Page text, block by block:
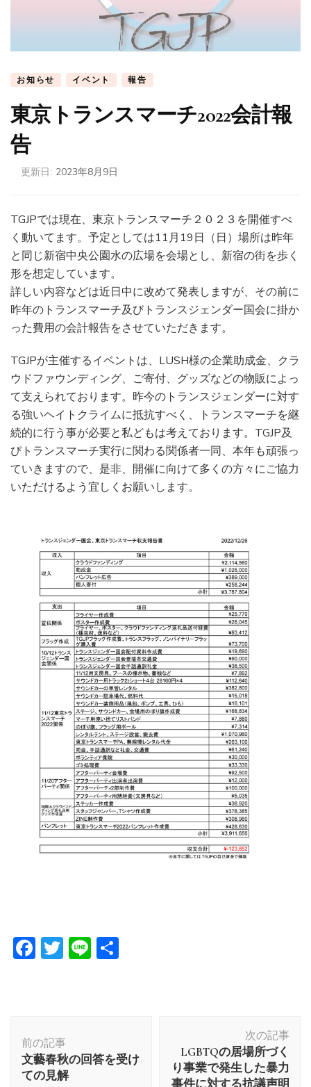
お知らせ イベント 報告
東京トランスマーチ2022会計報
告
更新日: 2023年8月9日
TGJPでは現在、東京トランスマーチ２０２３を開催すべ
く動いてます。予定としては11月19日（日）場所は昨年
と同じ新宿中央公園水の広場を会場とし、新宿の街を歩く
形を想定しています。
詳しい内容などは近日中に改めて発表しますが、その前に
昨年のトランスマーチ及びトランスジェンダー国会に掛か
った費用の会計報告をさせていただきます。
TGJPが主催するイベントは、LUSH様の企業助成金、クラ
ウドファウンディング、ご寄付、グッズなどの物販によっ
て支えられております。昨今のトランスジェンダーに対す
る強いヘイトクライムに抵抗すべく、トランスマーチを継
続的に行う事が必要と私どもは考えております。TGJP及
びトランスマーチ実行に関わる関係者一同、本年も頑張っ
ていきますので、是非、開催に向けて多くの方々にご協力
いただけるよう宜しくお願いします。
Facebook
Twitter
Line
稿
ナ
ビ
前の記事
文藝春秋の回答を受け
ての見解
次の記事
LGBTQの居場所づく
り事業で発生した暴力
事件に対する抗議声明